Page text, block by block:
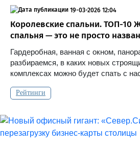
Королевские спальни. ТОП-10
спальня — это не просто
Гардеробная, ванная с окном,
разбираемся, в каких новых
комплексах можно будет спать с
Рейтинги
19-03-2026 12:04